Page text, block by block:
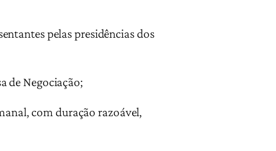
pelas presidências dos
de Negociação;
com duração razoável,